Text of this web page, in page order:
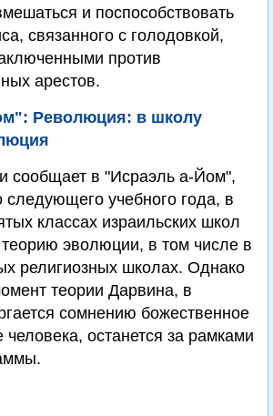
и поспособствовать
связанного с голодовкой,
против
арестов.
Революция: в школу
сообщает в "Исраэль а-Йом",
следующего учебного года, в
классах израильских школ
теорию эволюции, в том числе в
религиозных школах. Однако
теории Дарвина, в
сомнению божественное
останется за рамками